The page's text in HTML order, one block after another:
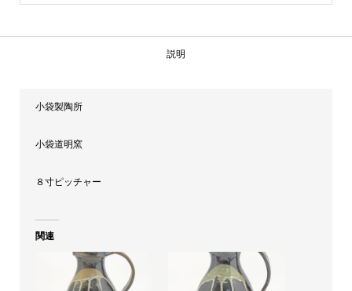
説明
小袋製陶所
小袋道明窯
８寸ピッチャー
関連